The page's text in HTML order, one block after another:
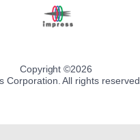
Copyright ©2026
Corporation. All rights reserved.